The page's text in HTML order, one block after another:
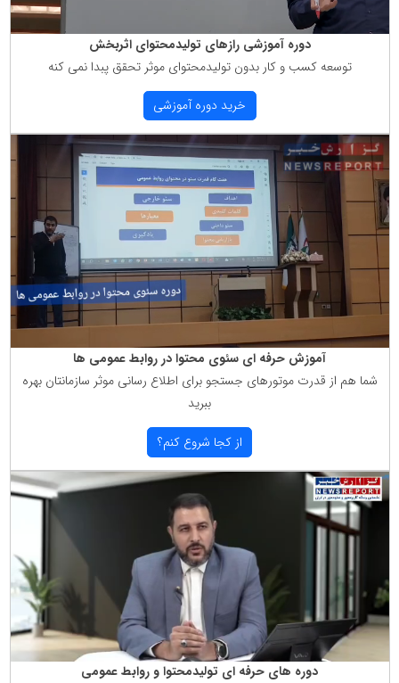
دوره آموزشی رازهای تولیدمحتوای اثربخش
توسعه كسب و كار بدون تولیدمحتوای موثر تحقق پبدا نمی كنه
خرید دوره آموزشی
آموزش حرفه ای سئوی محتوا در روابط عمومی ها
شما هم از قدرت موتورهای جستجو برای اطلاع رسانی موثر سازمانتان بهره
ببرید
از كجا شروع كنم؟
دوره های حرفه ای تولیدمحتوا و روابط عمومی